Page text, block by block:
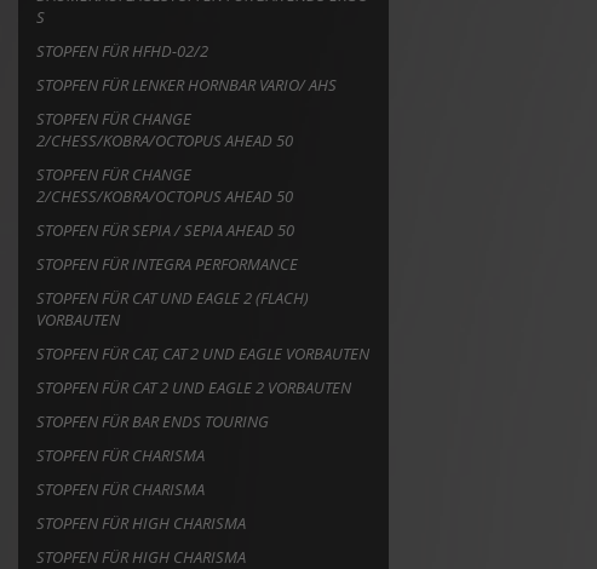
S
STOPFEN FÜR HFHD-02/2
STOPFEN FÜR LENKER HORNBAR VARIO/ AHS
STOPFEN FÜR CHANGE
2/CHESS/KOBRA/OCTOPUS AHEAD 50
STOPFEN FÜR CHANGE
2/CHESS/KOBRA/OCTOPUS AHEAD 50
STOPFEN FÜR SEPIA / SEPIA AHEAD 50
STOPFEN FÜR INTEGRA PERFORMANCE
STOPFEN FÜR CAT UND EAGLE 2 (FLACH)
VORBAUTEN
STOPFEN FÜR CAT, CAT 2 UND EAGLE VORBAUTEN
STOPFEN FÜR CAT 2 UND EAGLE 2 VORBAUTEN
STOPFEN FÜR BAR ENDS TOURING
STOPFEN FÜR CHARISMA
STOPFEN FÜR CHARISMA
STOPFEN FÜR HIGH CHARISMA
STOPFEN FÜR HIGH CHARISMA